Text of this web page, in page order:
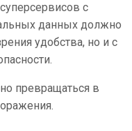
с
данных должно
удобства, но и с
превращаться в